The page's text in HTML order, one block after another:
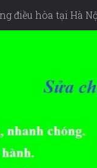
điều hòa tại Hà